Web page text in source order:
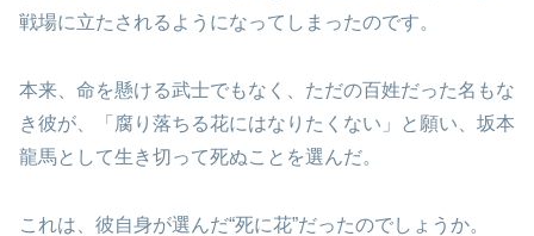
戦場に立たされるようになってしまったのです。
本来、命を懸ける武士でもなく、ただの百姓だった名もな
き彼が、「腐り落ちる花にはなりたくない」と願い、坂本
龍馬として生き切って死ぬことを選んだ。
これは、彼自身が選んだ“死に花”だったのでしょうか。